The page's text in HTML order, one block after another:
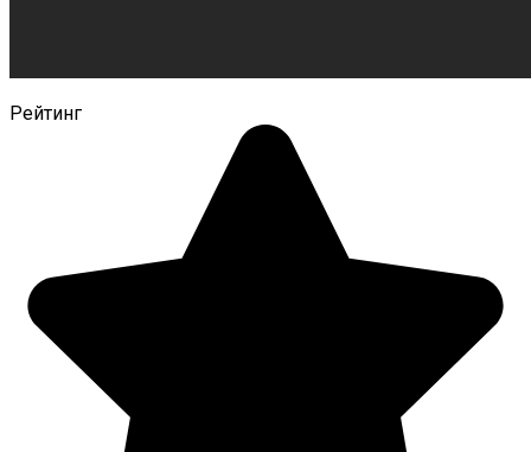
Рейтинг